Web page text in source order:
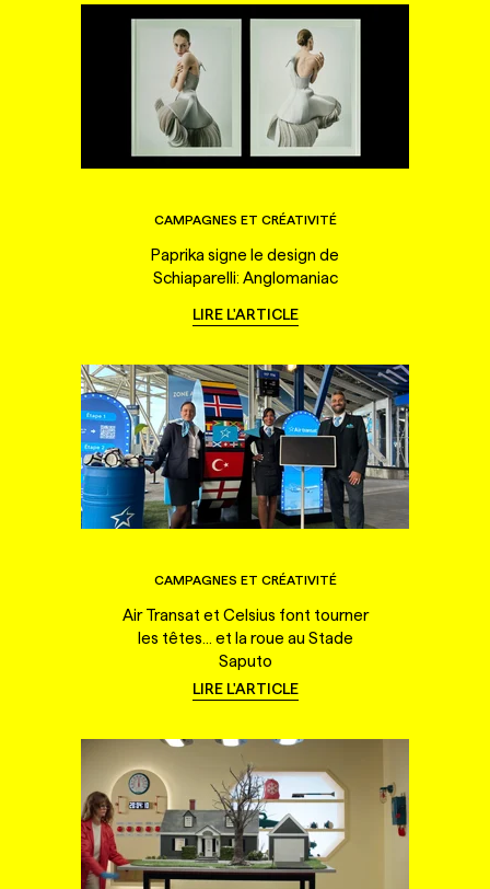
CAMPAGNES ET CRÉATIVITÉ
Paprika signe le design de
Schiaparelli: Anglomaniac
LIRE L'ARTICLE
CAMPAGNES ET CRÉATIVITÉ
Air Transat et Celsius font tourner
les têtes... et la roue au Stade
Saputo
LIRE L'ARTICLE